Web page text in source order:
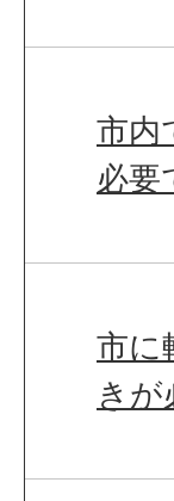
市内
必要
市に
きが